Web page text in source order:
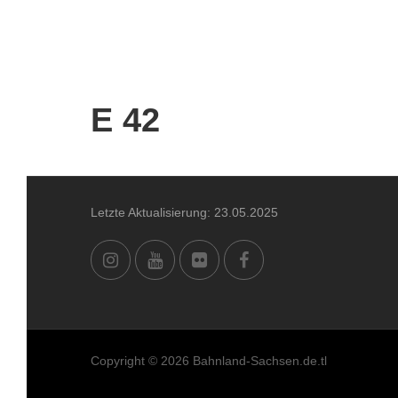
E 42
Letzte Aktualisierung: 23.05.2025
Copyright © 2026 Bahnland-Sachsen.de.tl